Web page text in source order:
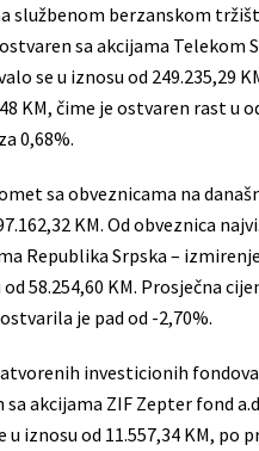
službenom berzanskom
sa akcijama Telekom
se u iznosu od 249.235,29
KM, čime je ostvaren rast u
0,68%.
sa obveznicama na
KM. Od obveznica
Republika Srpska –
58.254,60 KM. Prosječna
je pad od -2,70%.
investicionih
sa akcijama ZIF Zepter fond
u iznosu od 11.557,34 KM, po